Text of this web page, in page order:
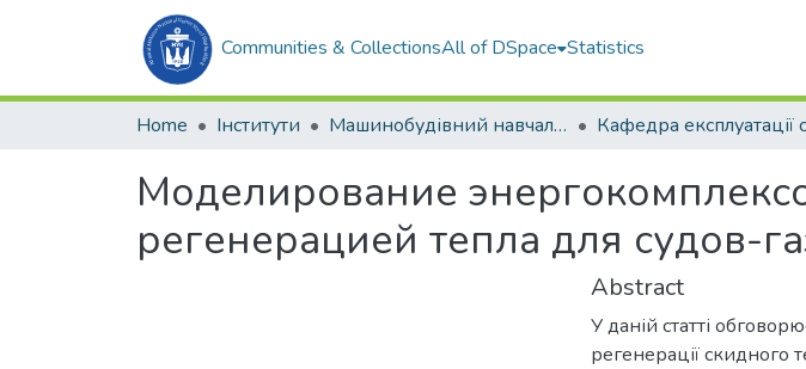
Communities & CollectionsAll of DSpace Statistics
Home Інститути Машинобудівний навчально-науковий інститут (МННІ)
Моделирование
регенерацией тепла для судов-
Abstract
У даній статті
регенерації скидного